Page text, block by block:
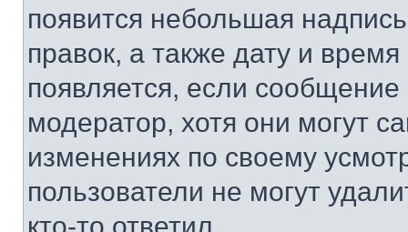
появится небольшая
правок, а также дату и
появляется, если
модератор, хотя они могут
изменениях по своему
пользователи не могут